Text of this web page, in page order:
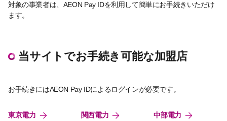
対象の事業者は、AEON Pay IDを利用して簡単にお手続きいただけ
ます。
当サイトでお手続き可能な加盟店
お手続きにはAEON Pay IDによるログインが必要です。
東京電力 関西電力 中部電力